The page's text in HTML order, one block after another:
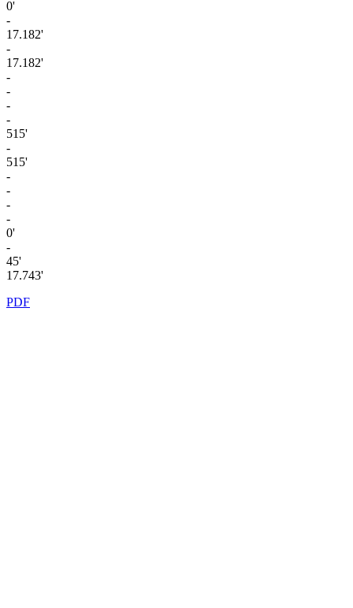
0'
-
17.182'
-
17.182'
-
-
-
-
515'
-
515'
-
-
-
-
0'
-
45'
17.743'
PDF